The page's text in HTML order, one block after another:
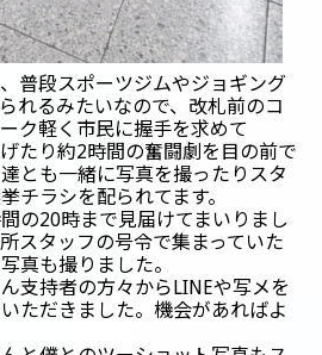
普段スポーツジムやジョギング
れるみたいなので、改札前のコ
ク軽く市民に握手を求めて
たり約2時間の奮闘劇を目の前で
とも一緒に写真を撮ったりスタ
チラシを配られてます。
の20時まで見届けてまいりまし
スタッフの号令で集まっていた
真も撮りました。
支持者の方々からLINEや写メを
ただきました。機会があればよ